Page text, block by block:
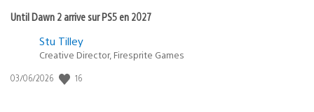
Until Dawn 2 arrive sur PS5 en 2027
Postée
:
Stu Tilley
Creative Director, Firesprite Games
Date
03/06/2026 16